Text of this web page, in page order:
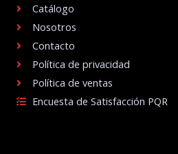
Catálogo
Nosotros
Contacto
Política de privacidad
Política de ventas
Encuesta de Satisfacción PQR